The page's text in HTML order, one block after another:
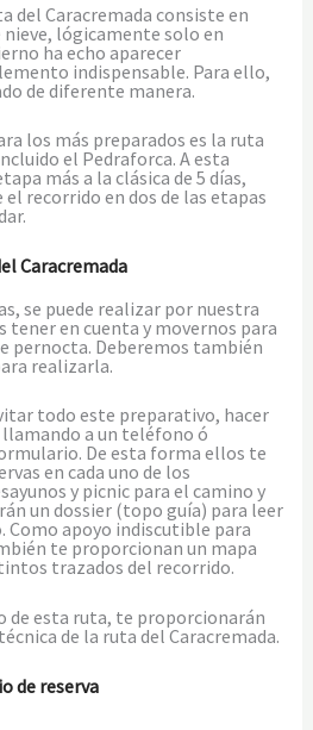
del Caracremada consiste en
nieve, lógicamente solo en
ha echo aparecer
indispensable. Para ello,
de diferente manera.
los más preparados es la ruta
el Pedraforca. A esta
más a la clásica de 5 días,
recorrido en dos de las etapas
Caracremada
se puede realizar por nuestra
tener en cuenta y movernos para
pernocta. Deberemos también
realizarla.
todo este preparativo, hacer
llamando a un teléfono ó
De esta forma ellos te
en cada uno de los
y picnic para el camino y
un dossier (topo guía) para leer
Como apoyo indiscutible para
te proporcionan un mapa
trazados del recorrido.
de esta ruta, te proporcionarán
de la ruta del Caracremada.
de reserva